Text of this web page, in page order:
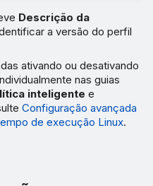
Descrição da
a versão do perfil
ativando ou desativando
nas guias
inteligente e
Configuração avançada
de execução Linux.